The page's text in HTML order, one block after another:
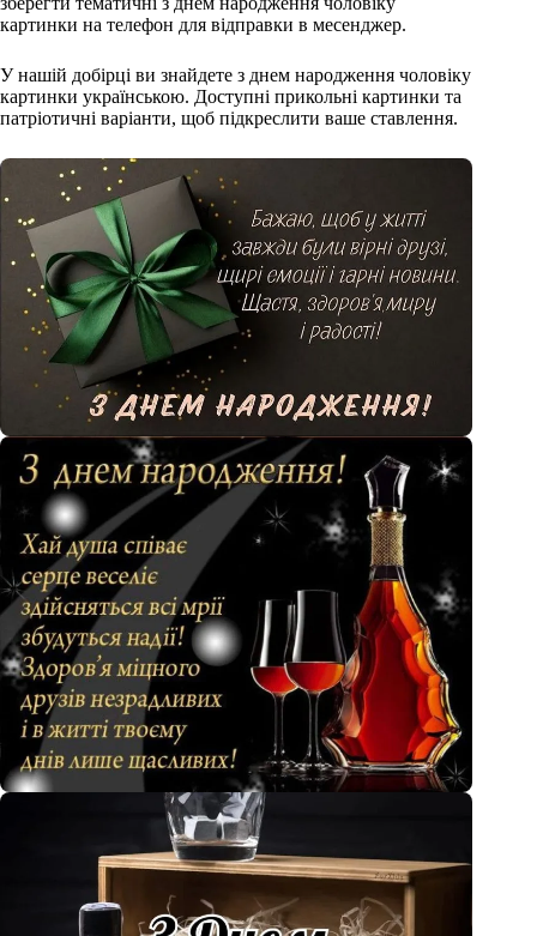
картинки на телефон для відправки в месенджер.
У нашій добірці ви знайдете з днем народження чоловіку
картинки українською. Доступні прикольні картинки та
патріотичні варіанти, щоб підкреслити ваше ставлення.